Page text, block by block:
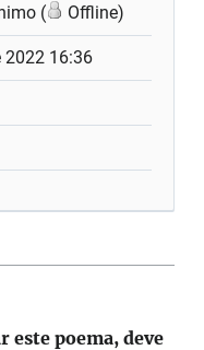
( Offline)
2022 16:36
este poema, deve